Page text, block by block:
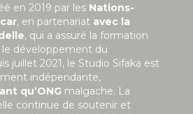
en 2019 par les Nations-
, en partenariat avec la
, qui a assuré la formation
le développement du
juillet 2021, le Studio Sifaka est
indépendante,
qu’ONG malgache. La
continue de soutenir et